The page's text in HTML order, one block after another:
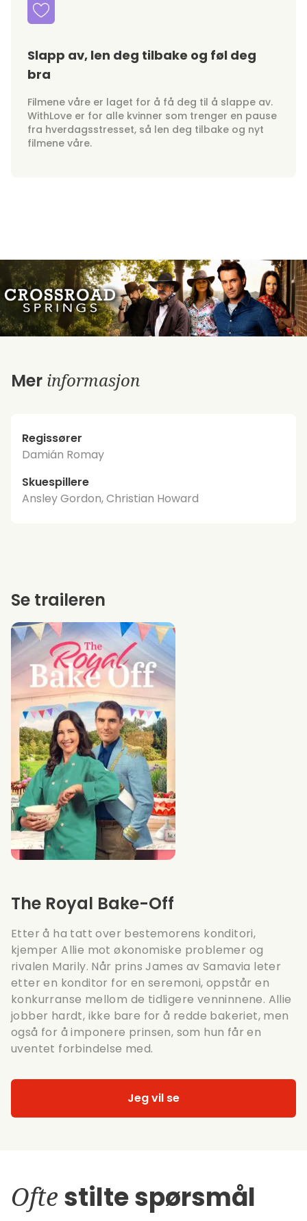
Slapp av, len deg tilbake og føl deg
bra
Filmene våre er laget for å få deg til å slappe av.
WithLove er for alle kvinner som trenger en pause
fra hverdagsstresset, så len deg tilbake og nyt
filmene våre.
Mer informasjon
Regissører
Damián Romay
Skuespillere
Ansley Gordon, Christian Howard
The Royal Bake-Off
Etter å ha tatt over bestemorens konditori,
kjemper Allie mot økonomiske problemer og
rivalen Marily. Når prins James av Samavia leter
etter en konditor for en seremoni, oppstår en
konkurranse mellom de tidligere venninnene. Allie
jobber hardt, ikke bare for å redde bakeriet, men
også for å imponere prinsen, som hun får en
uventet forbindelse med.
Jeg vil se
Se traileren
Ofte stilte spørsmål